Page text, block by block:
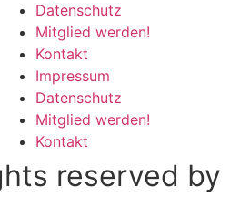
Datenschutz
Mitglied werden!
Kontakt
Impressum
Datenschutz
Mitglied werden!
Kontakt
reserved by